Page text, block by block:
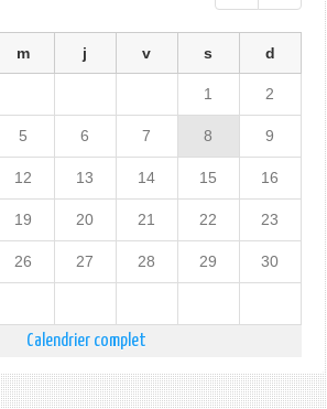
m j v s d
1 2
5 6 7 8 9
12 13 14 15 16
19 20 21 22 23
26 27 28 29 30
Calendrier complet